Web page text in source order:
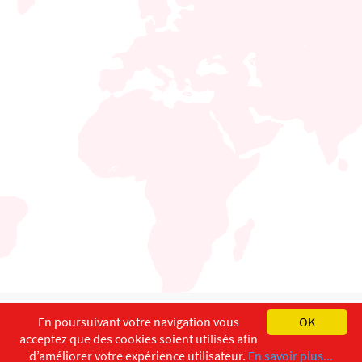
English Français
Copyright ©ISEC-AdW Aspects légaux
OK
En poursuivant votre navigation vous
acceptez que des cookies soient utilisés afin
d’améliorer votre expérience utilisateur. En savoir plus...